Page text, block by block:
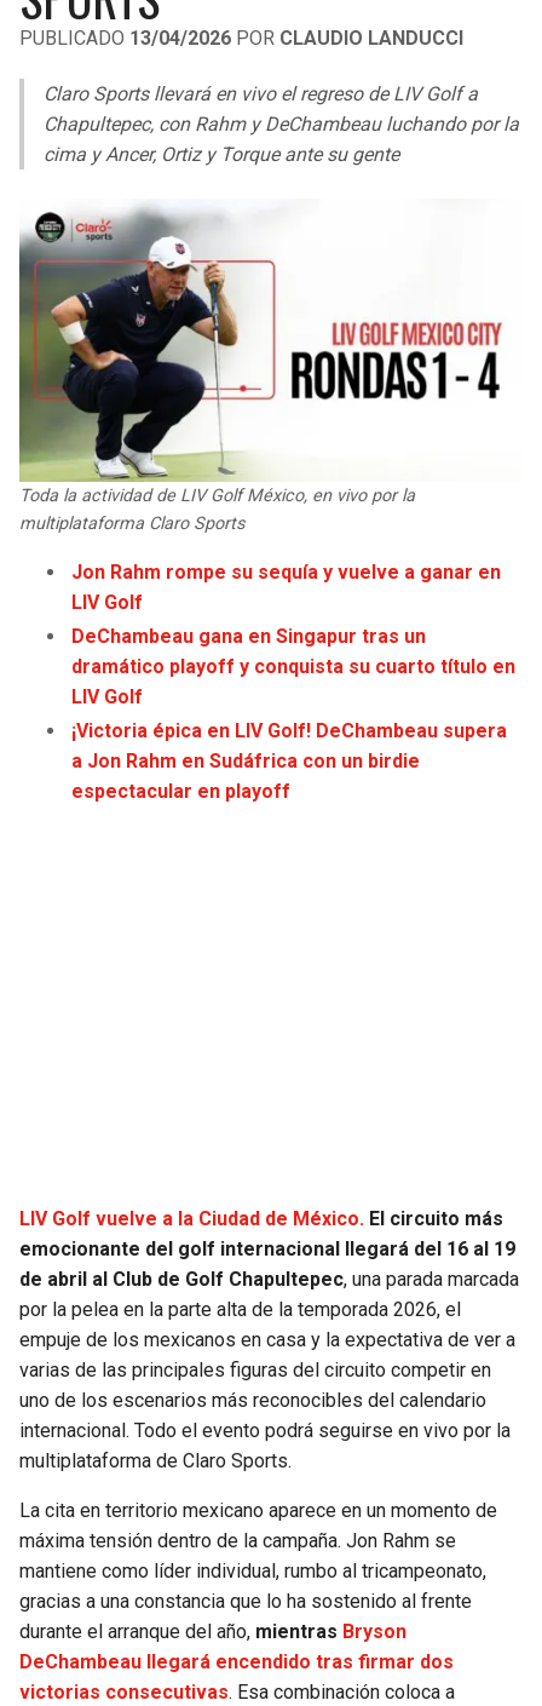
LIGA DE EXPANSIÓN MX
UEFA EUROPA LEAGUE
MLS
COPA SUDAMERICANA
LIGA BETPLAY
OTRAS LIGAS
CHARGERS
BENGALS
BROWNS
STEELERS
TEXANS
COLTS
JAGUARS
TITANS
COWBOYS
GIANTS
LIONS
PACKERS
VIKINGS
PANTHERS
SAINTS
BUCCANEERS
PISTONS
BUCKS
HAWKS
HORNETS
MAGIC
WIZARDS
WARRIORS
CLIPPERS
LAKERS
NUGGETS
TIMBERWOLVES
THUNDER
JAZZ
PUBLICADO 13/04/2026 POR CLAUDIO LANDUCCI
Claro Sports llevará en vivo el regreso de LIV Golf a
Chapultepec, con Rahm y DeChambeau luchando por la
cima y Ancer, Ortiz y Torque ante su gente
Toda la actividad de LIV Golf México, en vivo por la
multiplataforma Claro Sports
Jon Rahm rompe su sequía y vuelve a ganar en
LIV Golf
DeChambeau gana en Singapur tras un
dramático playoff y conquista su cuarto título en
LIV Golf
¡Victoria épica en LIV Golf! DeChambeau supera
a Jon Rahm en Sudáfrica con un birdie
espectacular en playoff
LIV Golf vuelve a la Ciudad de México. El circuito más
emocionante del golf internacional llegará del 16 al 19
de abril al Club de Golf Chapultepec, una parada marcada
por la pelea en la parte alta de la temporada 2026, el
empuje de los mexicanos en casa y la expectativa de ver a
varias de las principales figuras del circuito competir en
uno de los escenarios más reconocibles del calendario
internacional. Todo el evento podrá seguirse en vivo por la
multiplataforma de Claro Sports.
La cita en territorio mexicano aparece en un momento de
máxima tensión dentro de la campaña. Jon Rahm se
mantiene como líder individual, rumbo al tricampeonato,
gracias a una constancia que lo ha sostenido al frente
durante el arranque del año, mientras Bryson
DeChambeau llegará encendido tras firmar dos
victorias consecutivas. Esa combinación coloca a